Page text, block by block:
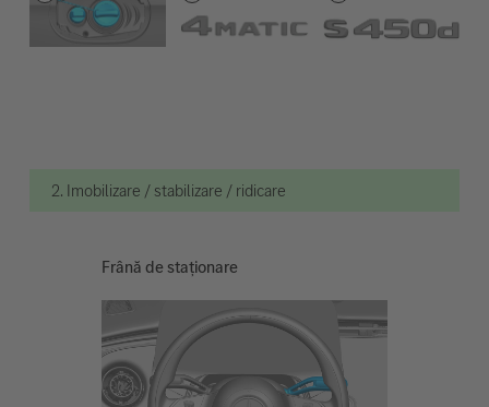
2. Imobilizare / stabilizare / ridicare
Frână de staționare